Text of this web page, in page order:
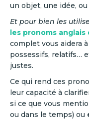
un objet, une idée,
Et pour bien les
les pronoms
complet vous aidera
possessifs, relatifs…
justes.
Ce qui rend ces
leur capacité à
si ce que vous
ou dans le temps) ou